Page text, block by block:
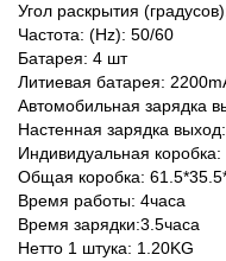
Угол раскрытия
Частота: (Hz): 50/60
Батарея: 4 шт
Литиевая батарея:
Автомобильная зарядка
Настенная зарядка
Индивидуальная
Общая коробка:
Время работы:
Время зарядки:3.5часа
Нетто 1 штука: 1.20KG